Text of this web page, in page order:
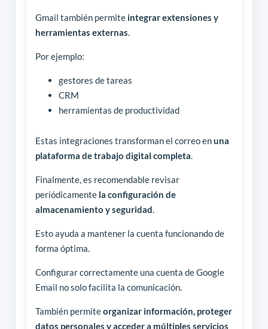
Gmail también permite integrar extensiones y
herramientas externas.
Por ejemplo:
gestores de tareas
CRM
herramientas de productividad
Estas integraciones transforman el correo enuna
plataforma de trabajo digital completa.
Finalmente, es recomendable revisar
periódicamente la configuración de
almacenamiento y seguridad.
Esto ayuda a mantener la cuenta funcionando de
forma óptima.
Configurar correctamente una cuenta de Google
Email no solo facilita la comunicación.
También permiteorganizar información, proteger
datos personales y acceder a múltiples servicios